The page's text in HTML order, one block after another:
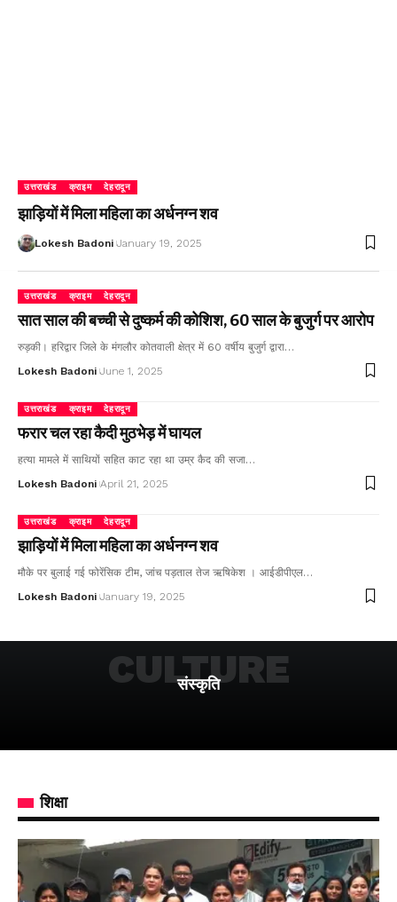
उत्तराखंड क्राइम देहरादून
झाड़ियों में मिला महिला का अर्धनग्न शव
Lokesh Badoni January 19, 2025
उत्तराखंड क्राइम देहरादून
सात साल की बच्ची से दुष्कर्म की कोशिश, 60 साल के बुजुर्ग पर आरोप
रुड़की। हरिद्वार जिले के मंगलौर कोतवाली क्षेत्र में 60 वर्षीय बुजुर्ग द्वारा…
Lokesh Badoni June 1, 2025
उत्तराखंड क्राइम देहरादून
फरार चल रहा कैदी मुठभेड़ में घायल
हत्या मामले में साथियों सहित काट रहा था उम्र कैद की सजा…
Lokesh Badoni April 21, 2025
उत्तराखंड क्राइम देहरादून
झाड़ियों में मिला महिला का अर्धनग्न शव
मौके पर बुलाई गई फोरेंसिक टीम, जांच पड़ताल तेज ऋषिकेश । आईडीपीएल…
Lokesh Badoni January 19, 2025
संस्कृति
CULTURE
शिक्षा